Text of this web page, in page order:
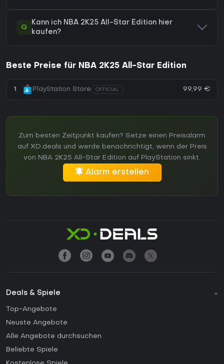
Q
Kann ich NBA 2K25 All-Star Edition hier
kaufen?
Beste Preise für NBA 2K25 All-Star Edition
1 PlayStation Store OFFICIAL 99,99 €
Zum besten Zeitpunkt kaufen? Setze einen Preisalarm
auf XD.deals und werde benachrichtigt, wenn der Preis
von NBA 2K25 All-Star Edition auf PlayStation sinkt.
Alarm erstellen
Deals & Spiele
Top-Angebote
Neuste Angebote
Alle Angebote durchsuchen
Beliebte Spiele